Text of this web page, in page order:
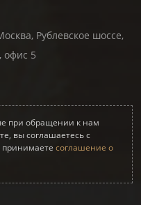
Рублевское шоссе,
офис 5
при обращении к нам
вы соглашаетесь с
принимаете соглашение о